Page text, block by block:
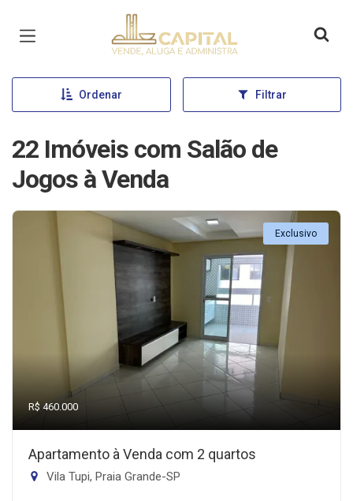
Página inicial
Ordenar Filtrar
22 Imóveis com Salão de
Jogos à Venda
Exclusivo
R$ 460.000
Apartamento à Venda com 2 quartos
Vila Tupi, Praia Grande-SP